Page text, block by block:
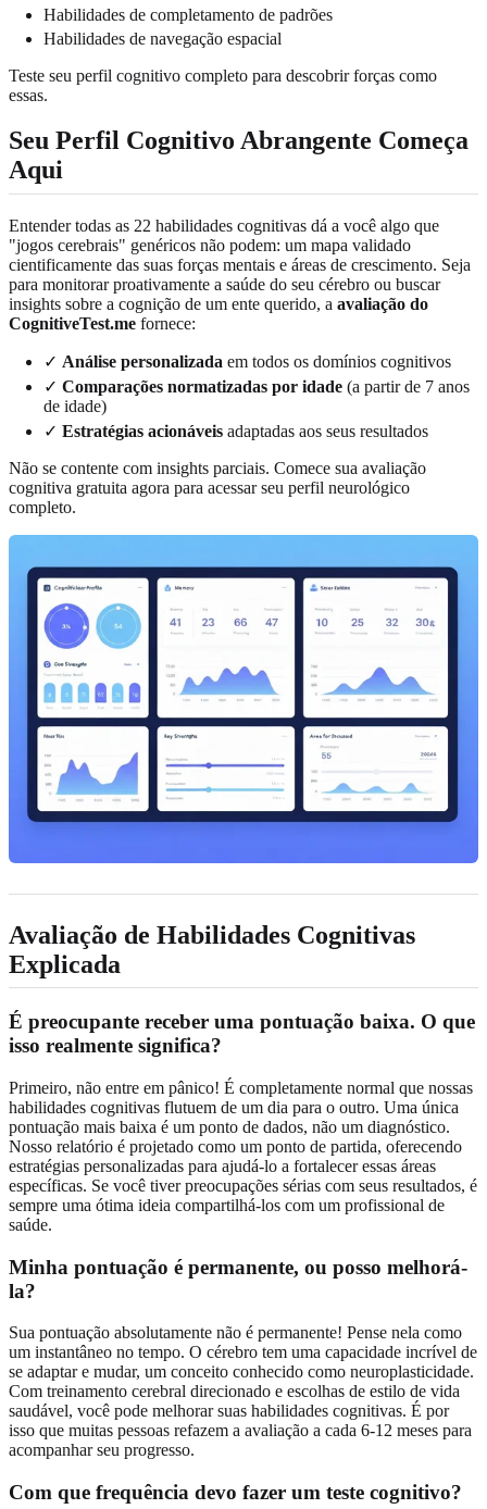
Habilidades de completamento de padrões
Habilidades de navegação espacial
Teste seu perfil cognitivo completo para descobrir forças como
essas.
Seu Perfil Cognitivo Abrangente Começa
Aqui
Entender todas as 22 habilidades cognitivas dá a você algo que
"jogos cerebrais" genéricos não podem: um mapa validado
cientificamente das suas forças mentais e áreas de crescimento. Seja
para monitorar proativamente a saúde do seu cérebro ou buscar
insights sobre a cognição de um ente querido, a avaliação do
CognitiveTest.me fornece:
✓ Análise personalizada em todos os domínios cognitivos
✓ Comparações normatizadas por idade (a partir de 7 anos
de idade)
✓ Estratégias acionáveis adaptadas aos seus resultados
Não se contente com insights parciais. Comece sua avaliação
cognitiva gratuita agora para acessar seu perfil neurológico
completo.
Avaliação de Habilidades Cognitivas
Explicada
É preocupante receber uma pontuação baixa. O que
isso realmente significa?
Primeiro, não entre em pânico! É completamente normal que nossas
habilidades cognitivas flutuem de um dia para o outro. Uma única
pontuação mais baixa é um ponto de dados, não um diagnóstico.
Nosso relatório é projetado como um ponto de partida, oferecendo
estratégias personalizadas para ajudá-lo a fortalecer essas áreas
específicas. Se você tiver preocupações sérias com seus resultados, é
sempre uma ótima ideia compartilhá-los com um profissional de
saúde.
Minha pontuação é permanente, ou posso melhorá-
la?
Sua pontuação absolutamente não é permanente! Pense nela como
um instantâneo no tempo. O cérebro tem uma capacidade incrível de
se adaptar e mudar, um conceito conhecido como neuroplasticidade.
Com treinamento cerebral direcionado e escolhas de estilo de vida
saudável, você pode melhorar suas habilidades cognitivas. É por
isso que muitas pessoas refazem a avaliação a cada 6-12 meses para
acompanhar seu progresso.
Com que frequência devo fazer um teste cognitivo?